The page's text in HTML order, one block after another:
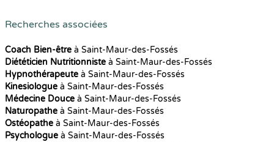
Recherches associées
Coach Bien-être à Saint-Maur-des-Fossés
Diététicien Nutritionniste à Saint-Maur-des-Fossés
Hypnothérapeute à Saint-Maur-des-Fossés
Kinesiologue à Saint-Maur-des-Fossés
Médecine Douce à Saint-Maur-des-Fossés
Naturopathe à Saint-Maur-des-Fossés
Ostéopathe à Saint-Maur-des-Fossés
Psychologue à Saint-Maur-des-Fossés